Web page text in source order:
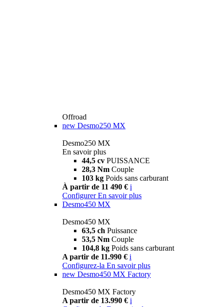
Offroad
new Desmo250 MX
Desmo250 MX
En savoir plus
44,5 cv PUISSANCE
28,3 Nm Couple
103 kg Poids sans carburant
À partir de 11 490 € i
Configurer En savoir plus
Desmo450 MX
Desmo450 MX
63,5 ch Puissance
53,5 Nm Couple
104,8 kg Poids sans carburant
A partir de 11.990 € i
Configurez-la En savoir plus
new Desmo450 MX Factory
Desmo450 MX Factory
A partir de 13.990 € i